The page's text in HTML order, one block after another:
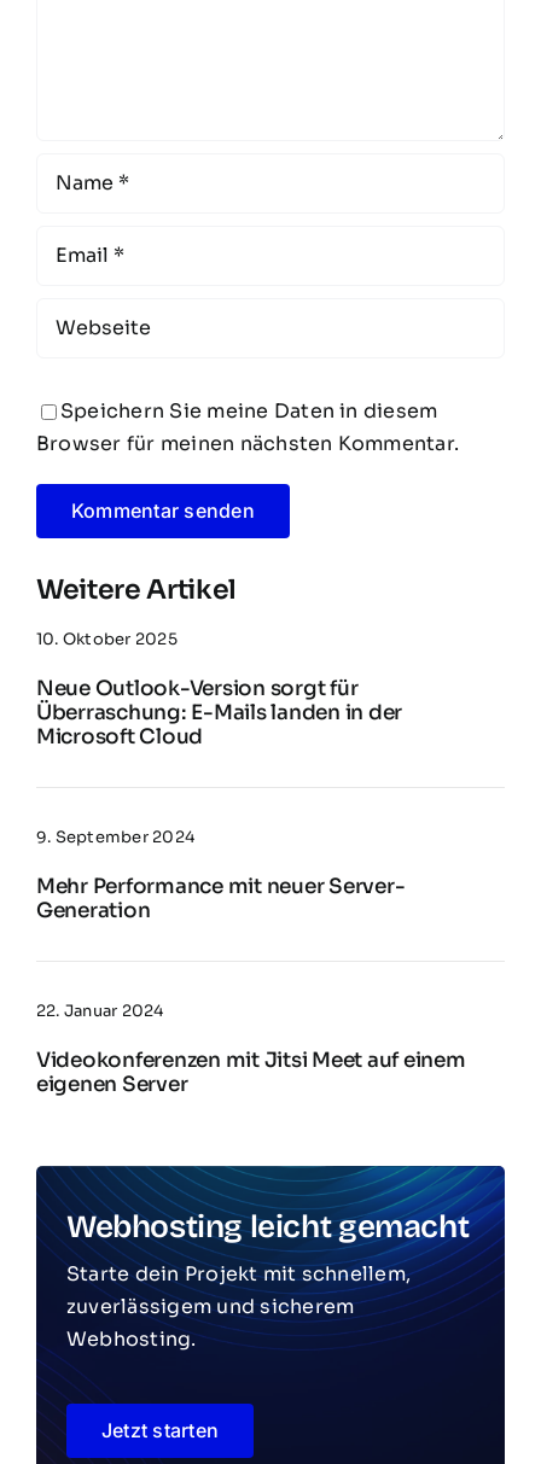
Speichern Sie meine Daten in diesem
Browser für meinen nächsten Kommentar.
Weitere Artikel
10. Oktober 2025
Neue Outlook-Version sorgt für
Überraschung: E-Mails landen in der
Microsoft Cloud
9. September 2024
Mehr Performance mit neuer Server-
Generation
22. Januar 2024
Videokonferenzen mit Jitsi Meet auf einem
eigenen Server
Webhosting leicht gemacht
Starte dein Projekt mit schnellem,
zuverlässigem und sicherem
Webhosting.
Jetzt starten